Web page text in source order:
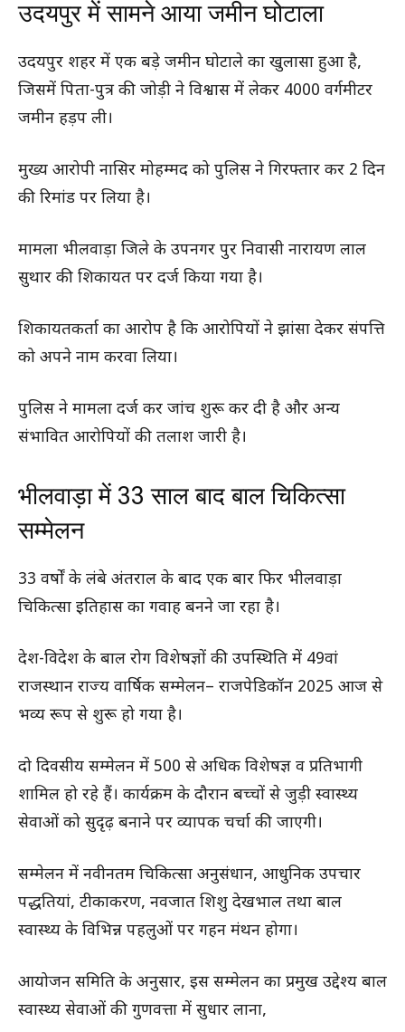
उदयपुर में सामने आया जमीन घोटाला
उदयपुर शहर में एक बड़े जमीन घोटाले का खुलासा हुआ है,
जिसमें पिता-पुत्र की जोड़ी ने विश्वास में लेकर 4000 वर्गमीटर
जमीन हड़प ली।
मुख्य आरोपी नासिर मोहम्मद को पुलिस ने गिरफ्तार कर 2 दिन
की रिमांड पर लिया है।
मामला भीलवाड़ा जिले के उपनगर पुर निवासी नारायण लाल
सुथार की शिकायत पर दर्ज किया गया है।
शिकायतकर्ता का आरोप है कि आरोपियों ने झांसा देकर संपत्ति
को अपने नाम करवा लिया।
पुलिस ने मामला दर्ज कर जांच शुरू कर दी है और अन्य
संभावित आरोपियों की तलाश जारी है।
भीलवाड़ा में 33 साल बाद बाल चिकित्सा
सम्मेलन
33 वर्षों के लंबे अंतराल के बाद एक बार फिर भीलवाड़ा
चिकित्सा इतिहास का गवाह बनने जा रहा है।
देश-विदेश के बाल रोग विशेषज्ञों की उपस्थिति में 49वां
राजस्थान राज्य वार्षिक सम्मेलन– राजपेडिकॉन 2025 आज से
भव्य रूप से शुरू हो गया है।
दो दिवसीय सम्मेलन में 500 से अधिक विशेषज्ञ व प्रतिभागी
शामिल हो रहे हैं। कार्यक्रम के दौरान बच्चों से जुड़ी स्वास्थ्य
सेवाओं को सुदृढ़ बनाने पर व्यापक चर्चा की जाएगी।
सम्मेलन में नवीनतम चिकित्सा अनुसंधान, आधुनिक उपचार
पद्धतियां, टीकाकरण, नवजात शिशु देखभाल तथा बाल
स्वास्थ्य के विभिन्न पहलुओं पर गहन मंथन होगा।
आयोजन समिति के अनुसार, इस सम्मेलन का प्रमुख उद्देश्य बाल
स्वास्थ्य सेवाओं की गुणवत्ता में सुधार लाना,